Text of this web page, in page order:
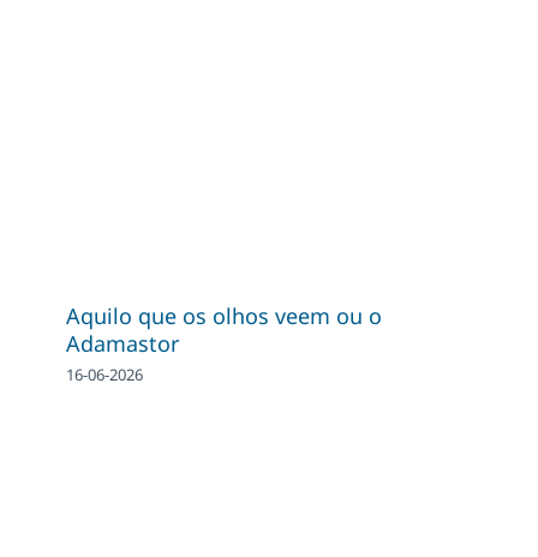
Aquilo que os olhos veem ou o
Adamastor
16-06-2026